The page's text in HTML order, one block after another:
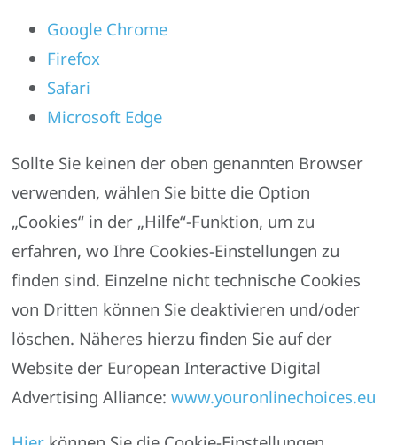
Google Chrome
Firefox
Safari
Microsoft Edge
Sollte Sie keinen der oben genannten Browser
verwenden, wählen Sie bitte die Option
„Cookies“ in der „Hilfe“-Funktion, um zu
erfahren, wo Ihre Cookies-Einstellungen zu
finden sind. Einzelne nicht technische Cookies
von Dritten können Sie deaktivieren und/oder
löschen. Näheres hierzu finden Sie auf der
Website der European Interactive Digital
Advertising Alliance: www.youronlinechoices.eu